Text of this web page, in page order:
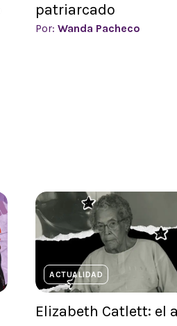
patriarcado
Por: Wanda Pacheco
ACTUALIDAD
Elizabeth Catlett: el